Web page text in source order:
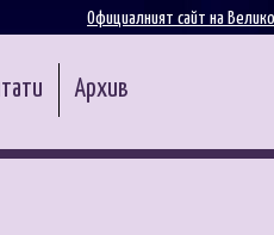
Официалният сайт на
Архив